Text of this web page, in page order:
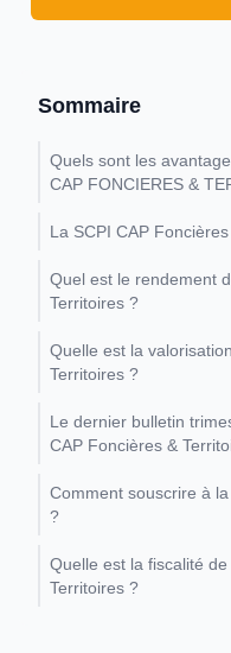
Sommaire
Quels sont les
CAP FONCIERES &
La SCPI CAP
Quel est le rendement
Territoires ?
Quelle est la
Territoires ?
Le dernier bulletin
CAP Foncières &
Comment souscrire à
?
Quelle est la fiscalité
Territoires ?